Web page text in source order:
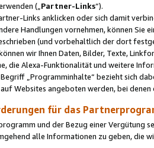
(„ Partner-Links“).
Links anklicken oder sich damit
Handlungen vornehmen, können Sie
(und vorbehaltlich der dort
wir Ihnen Daten, Bilder, Texte,
die Alexa-Funktionalität und weitere
„Programminhalte“ bezieht sich
Websites angeboten werden, bei
für das
und der Bezug einer Vergütung
alle Informationen zu geben, die